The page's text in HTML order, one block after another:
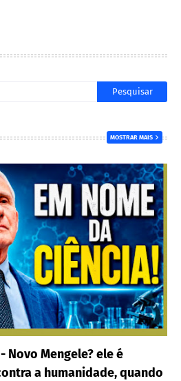
MOSTRAR MAIS
Novo Mengele? ele é
a humanidade, quando